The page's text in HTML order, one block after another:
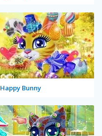
Happy Bunny